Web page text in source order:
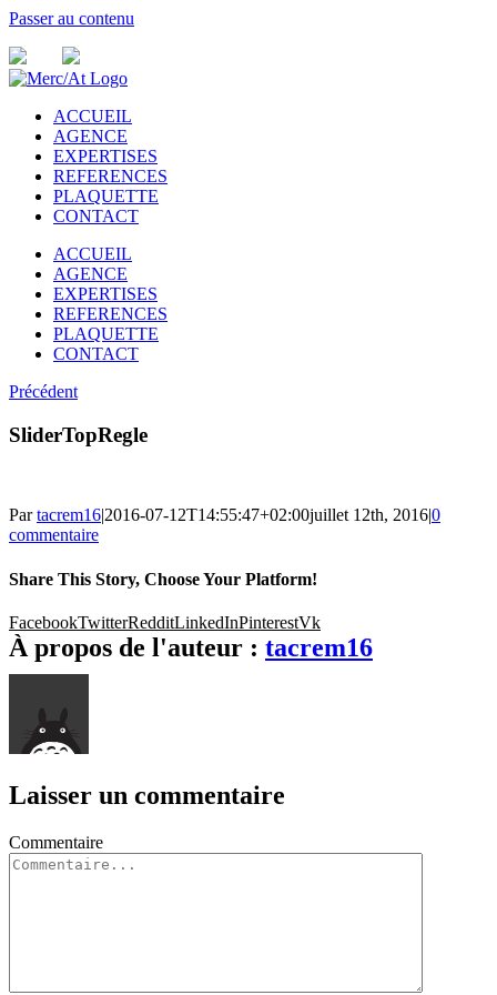
Passer au contenu
ACCUEIL
AGENCE
EXPERTISES
REFERENCES
PLAQUETTE
CONTACT
ACCUEIL
AGENCE
EXPERTISES
REFERENCES
PLAQUETTE
CONTACT
Précédent
SliderTopRegle
Partacrem16|2016-07-12T14:55:47+02:00juillet 12th, 2016|0
commentaire
Share This Story, Choose Your Platform!
FacebookTwitterRedditLinkedInPinterestVk
À propos de l'auteur : tacrem16
Laisser un commentaire
Commentaire